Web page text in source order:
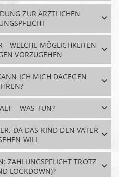
ZUR ÄRZTLICHEN
- WELCHE MÖGLICHKEITEN
VORZUGEHEN
ICH MICH DAGEGEN
– WAS TUN?
DA DAS KIND DEN VATER
WILL
ZAHLUNGSPFLICHT TROTZ
LOCKDOWN)?